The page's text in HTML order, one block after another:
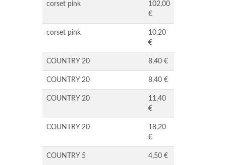
corset pink
102,00
€
corset pink
10,20
€
COUNTRY 20 8,40 €
COUNTRY 20 8,40 €
COUNTRY 20
11,40
€
COUNTRY 20
18,20
€
COUNTRY 5 4,50 €